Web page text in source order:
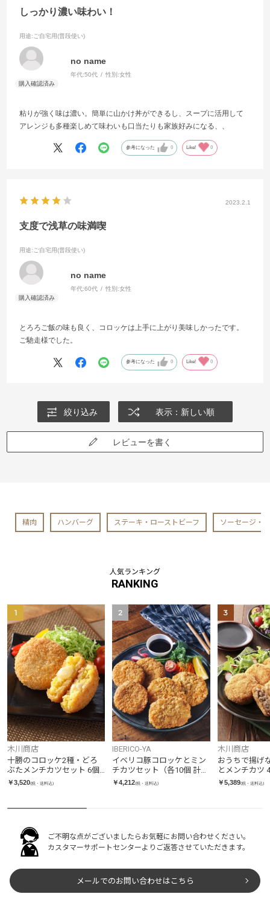
しっかり濃い味わい！
用途:ご自宅用(普段使い)
no name
年代:50代 性別:女性
粘りが強く味は濃い。簡単に山かけ丼ができるし、スープに活用して
アレンジも多種楽しめて味わいも口当たりも家族好みになる、、
参考になった 0 Like! 0
2023.2.1
支度で浅草の味満喫
用途:ご自宅用(普段使い)
no name
年代:60代 性別:女性
とろろご飯の味も良く、コロッケは上手に上がり美味しかったです。
ご馳走様でした。
参考になった 0 Like! 0
絞り込み 表示：新しい順
レビューを書く
精肉 ハンバーグ ステーキ・ローストビーフ ソーセージ・
人気ランキング
RANKING
1
木川商店
十勝のコロッケ2種・どろ
ぶたメンチカツセット 6個
入
￥3,520(税・送料込)
2
IBERICO-YA
イベリコ豚コロッケとミン
チカツセット（各10個 計20
個入り）
￥4,212(税・送料込)
3
木川商店
おうちで揚げ
とメンチカツ
￥5,389(税・送料込)
ご不明な点がございましたらお気軽にお問い合わせください。
カスタマーサポートセンターよりご返答させていただきます。
メールでのお問い合わせはこちら